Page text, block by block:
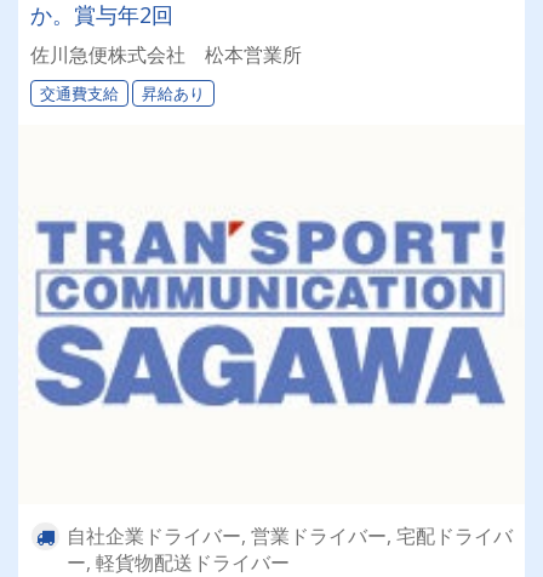
か。賞与年2回
佐川急便株式会社 松本営業所
交通費支給 昇給あり
自社企業ドライバー, 営業ドライバー, 宅配ドライバ
ー, 軽貨物配送ドライバー